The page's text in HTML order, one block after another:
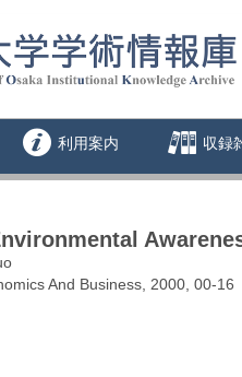
利用案内 収録
And Business, 2000, 00-16